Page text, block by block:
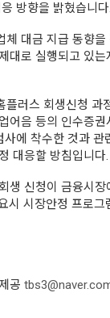
방향을 밝혔습니다.
체 대금 지급 동향
대로 실행되고 있
플러스 회생신청 과
어음 등의 인수증
에 착수한 것과 관
대응할 방침입니다.
생 신청이 금융시
시 시장안정 프로그
공